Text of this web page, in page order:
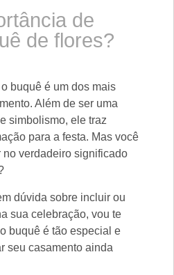
de
de flores?
buquê é um dos mais
Além de ser uma
simbolismo, ele traz
para a festa. Mas você
no verdadeiro significado
dúvida sobre incluir ou
sua celebração, vou te
buquê é tão especial e
seu casamento ainda